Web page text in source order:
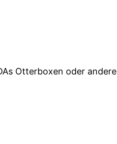
Otterboxen oder andere